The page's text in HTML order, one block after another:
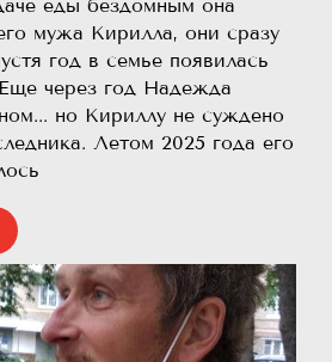
еды бездомным она
мужа Кирилла, они сразу
год в семье появилась
через год Надежда
но Кириллу не суждено
Летом 2025 года его